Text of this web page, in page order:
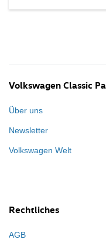
Volkswagen Classic
Über uns
Newsletter
Volkswagen Welt
Rechtliches
AGB